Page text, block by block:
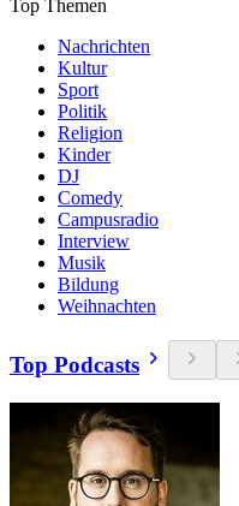
Top Themen
Nachrichten
Kultur
Sport
Politik
Religion
Kinder
DJ
Comedy
Campusradio
Interview
Musik
Bildung
Weihnachten
Top Podcasts